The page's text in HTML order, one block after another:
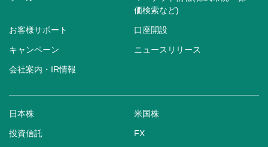
価検索など)
お客様サポート 口座開設
キャンペーン ニュースリリース
会社案内・IR情報
日本株 米国株
投資信託 FX